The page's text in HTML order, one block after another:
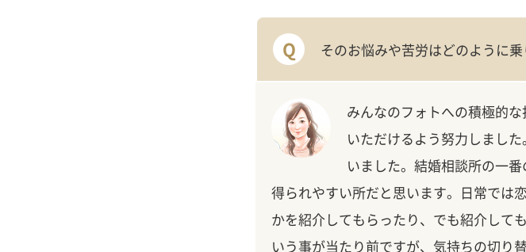
Q そのお悩みや苦労はどのように乗
みんなのフォトへの積極的
いただけるよう努力しまし
いました。結婚相談所の一
得られやすい所だと思います。日常では
かを紹介してもらったり、でも紹介して
いう事が当たり前ですが、気持ちの切り